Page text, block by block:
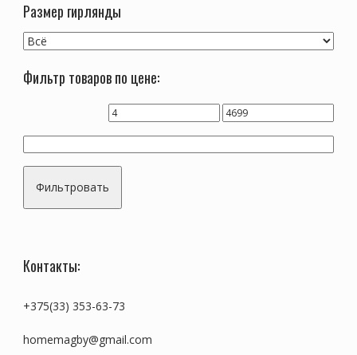
Размер гирлянды
Фильтр товаров по цене:
Фильтровать
Контакты:
+375(33) 353-63-73
homemagby@gmail.com